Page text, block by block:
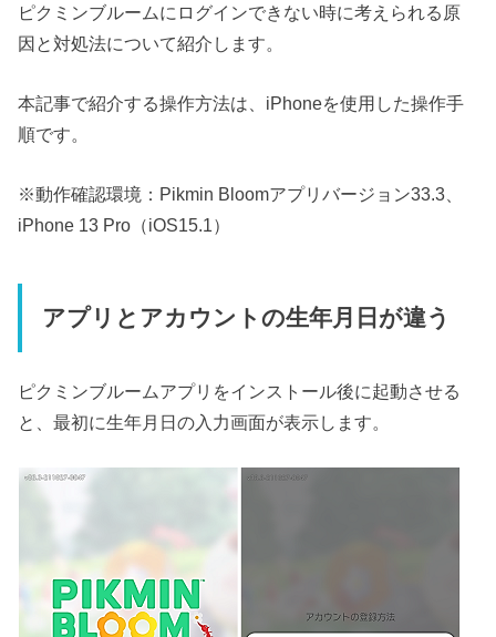
ピクミンブルームにログインできない時に考えられる原
因と対処法について紹介します。
本記事で紹介する操作方法は、iPhoneを使用した操作手
順です。
※動作確認環境：Pikmin Bloomアプリバージョン33.3、
iPhone 13 Pro（iOS15.1）
アプリとアカウントの生年月日が違う
ピクミンブルームアプリをインストール後に起動させる
と、最初に生年月日の入力画面が表示します。